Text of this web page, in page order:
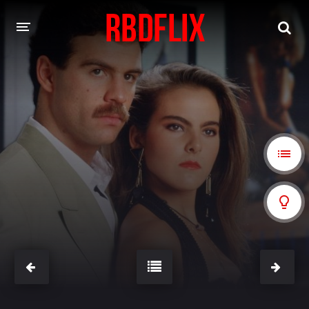
HOME
Rebelde: En Español Rebelde: Dublado
FILMES
Christian Chávez Christopher Von Uckermann